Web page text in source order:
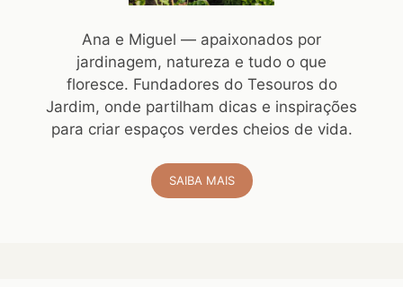
Ana e Miguel — apaixonados por
jardinagem, natureza e tudo o que
floresce. Fundadores do Tesouros do
Jardim, onde partilham dicas e inspirações
para criar espaços verdes cheios de vida.
SAIBA MAIS